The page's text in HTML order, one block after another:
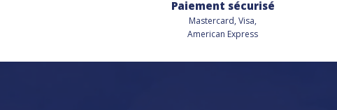
Paiement sécurisé
Mastercard, Visa,
American Express